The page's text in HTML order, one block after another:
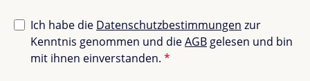
Ich habe die Datenschutzbestimmungen zur
Kenntnis genommen und dieAGB gelesen und bin
mit ihnen einverstanden. *